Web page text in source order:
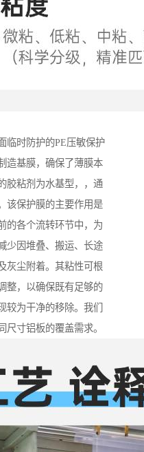
临时防护的PE压敏保护
造基膜，确保了薄膜本
胶粘剂为水基型，，通
该保护膜的主要作用是
的各个流转环节中，为
少因堆叠、搬运、长途
灰尘附着。其粘性可根
整，以确保既有足够的
较为干净的移除。我们
尺寸铝板的覆盖需求。